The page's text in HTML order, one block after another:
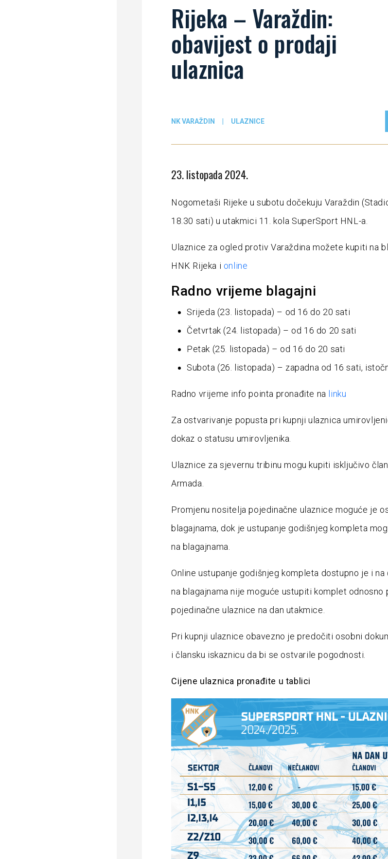
Rijeka – Varaždin:
obavijest o prodaji
ulaznica
NK VARAŽDIN ULAZNICE
23. listopada 2024.
Nogometaši Rijeke u subotu dočekuju Varaždin
18.30 sati) u utakmici 11. kola SuperSport HNL-a.
Ulaznice za ogled protiv Varaždina možete kupiti na
HNK Rijeka i online
Radno vrijeme blagajni
Srijeda (23. listopada) – od 16 do 20 sati
Četvrtak (24. listopada) – od 16 do 20 sati
Petak (25. listopada) – od 16 do 20 sati
Subota (26. listopada) – zapadna od 16 sati,
Radno vrijeme info pointa pronađite na linku
Za ostvarivanje popusta pri kupnji ulaznica
dokaz o statusu umirovljenika.
Ulaznice za sjevernu tribinu mogu kupiti isključivo
Armada.
Promjenu nositelja pojedinačne ulaznice moguće je
blagajnama, dok je ustupanje godišnjeg kompleta
na blagajnama.
Online ustupanje godišnjeg kompleta dostupno je i na
na blagajnama nije moguće ustupiti komplet
pojedinačne ulaznice na dan utakmice.
Pri kupnji ulaznice obavezno je predočiti osobni
i člansku iskaznicu da bi se ostvarile pogodnosti.
Cijene ulaznica pronađite u tablici